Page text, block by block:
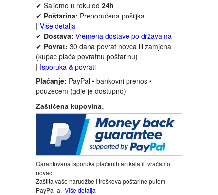
ISTORIJSKI
KLASICI
KNJIGE ZA DECU
KOMEDIJA
KRIMINALISTIČKI
KUVARI
LJUBAVNI
MITOLOGIJA
✔ Šaljemo u roku od 24h
✔ Poštarina: Preporučena pošiljka
| Više detalja
✔ Dostava: Vremena dostave po državama
✔ Povrat: 30 dana povrat novca ili zamjena
(kupac plaća povratnu poštarinu)
| Isporuka & povrati
Plaćanje: PayPal • bankovni prenos •
pouzećem (gdje je dostupno)
Zaštićena kupovina:
Garantovana isporuka plaćenih artikala ili vraćamo
novac.
Zaštita vaše narudžbe i troškova poštarine putem
PayPal-a. Više detalja